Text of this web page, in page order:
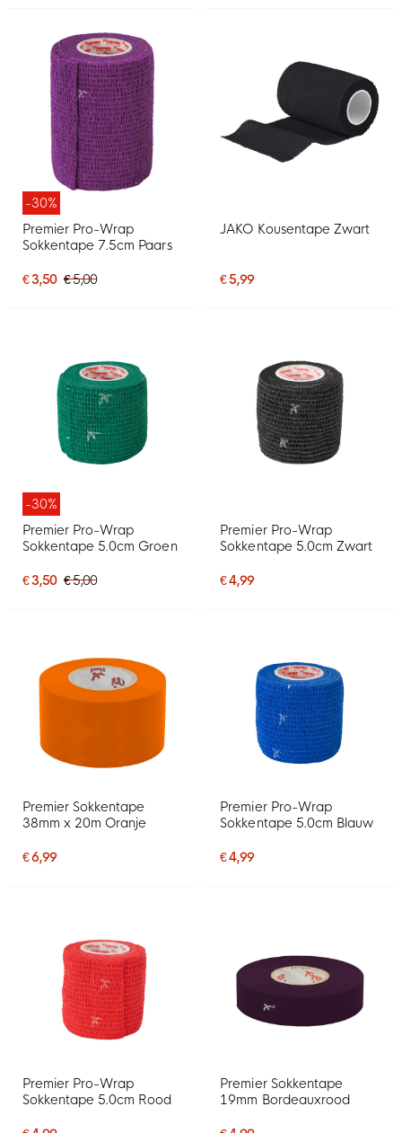
-30%
Premier Pro-Wrap
Sokkentape 7.5cm Paars
€ 3,50 € 5,00
JAKO Kousentape Zwart
€ 5,99
-30%
Premier Pro-Wrap
Sokkentape 5.0cm Groen
€ 3,50 € 5,00
Premier Pro-Wrap
Sokkentape 5.0cm Zwart
€ 4,99
Premier Sokkentape
38mm x 20m Oranje
€ 6,99
Premier Pro-Wrap
Sokkentape 5.0cm Blauw
€ 4,99
Premier Pro-Wrap
Sokkentape 5.0cm Rood
Premier Sokkentape
19mm Bordeauxrood